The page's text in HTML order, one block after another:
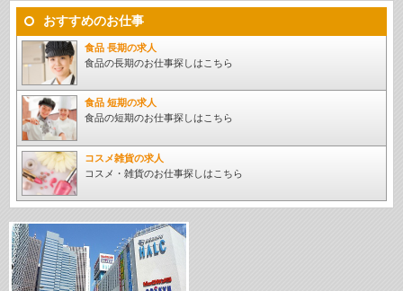
おすすめのお仕事
食品 長期の求人
食品の長期のお仕事探しはこちら
食品 短期の求人
食品の短期のお仕事探しはこちら
コスメ雑貨の求人
コスメ・雑貨のお仕事探しはこちら